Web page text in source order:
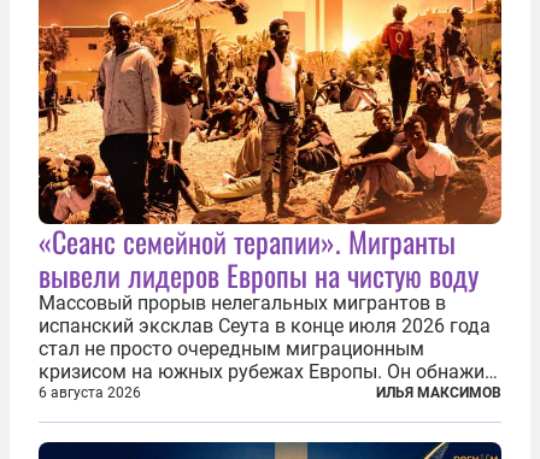
«Сеанс семейной терапии». Мигранты
вывели лидеров Европы на чистую воду
Массовый прорыв нелегальных мигрантов в
испанский эксклав Сеута в конце июля 2026 года
стал не просто очередным миграционным
кризисом на южных рубежах Европы. Он обнажил
фундаментальный раскол внутри Евросоюза,
продемонстрировав, что десятилетиями
выстраивавшаяся миграционная политика ЕС
6 августа 2026 ИЛЬЯ МАКСИМОВ